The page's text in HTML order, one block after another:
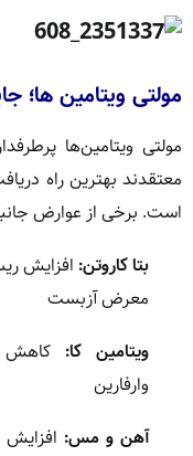
مولتی ویتامین ها؛
مولتی ویتامین‌ها
معتقدند بهترین راه
است. برخی از عوارض
بتا کاروتن: افزایش
معرض آزبست
ویتامین کا: کاهش
وارفارین
آهن و مس: